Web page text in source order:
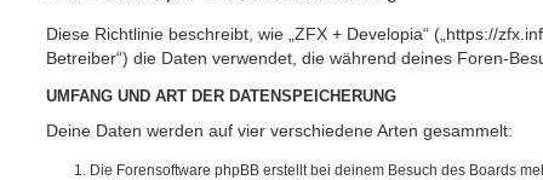
Diese Richtlinie beschreibt, wie „ZFX + Developia“ („https://
Betreiber“) die Daten verwendet, die während deines Foren-
UMFANG UND ART DER DATENSPEICHERUNG
Deine Daten werden auf vier verschiedene Arten gesammelt:
Die Forensoftware phpBB erstellt bei deinem Besuch des Boards